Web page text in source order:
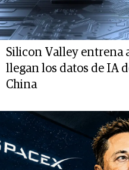
Silicon Valley entrena
llegan los datos de IA
China